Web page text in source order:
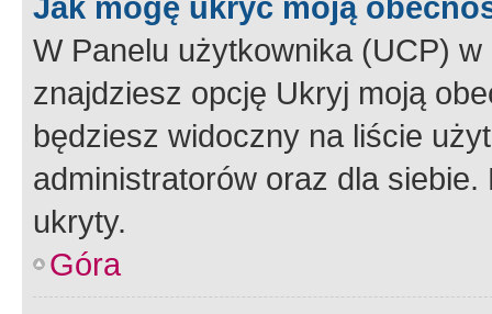
W Panelu użytkownika (UCP) w
znajdziesz opcję Ukryj moją
będziesz widoczny na liście
administratorów oraz dla
ukryty.
Góra